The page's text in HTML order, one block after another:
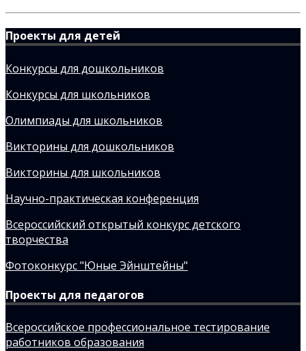
Проекты для детей
Конкурсы для дошкольников
Конкурсы для школьников
Олимпиады для школьников
Викторины для дошкольников
Викторины для школьников
Научно-практическая конференция
Всероссийский открытый конкурс детского
творчества
Фотоконкурс "Юные Эйнштейны"
Проекты для педагогов
Всероссийское профессиональное тестирование
работников образования